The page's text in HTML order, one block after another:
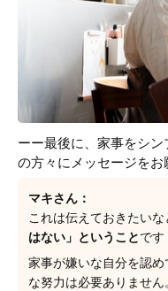
ーー最後に、家事をシ
の方々にメッセージをお
マキさん：
これは伝えておきたい
はない」ということです
家事が嫌いな自分を認
な努力は必要ありませ